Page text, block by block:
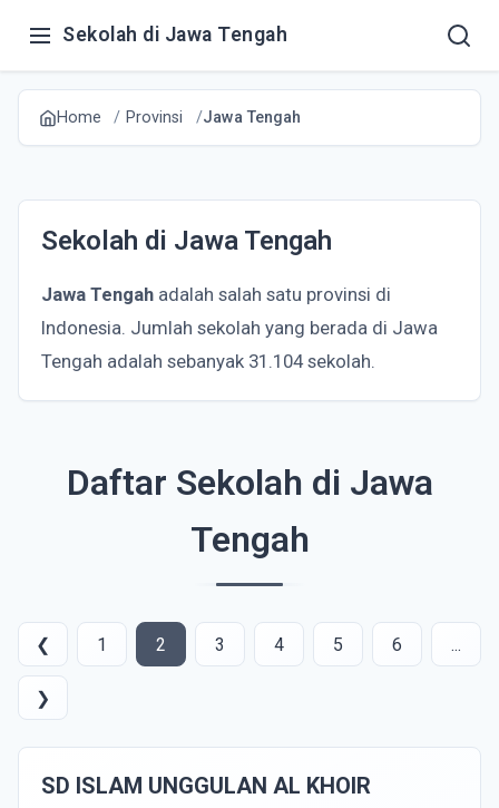
Sekolah di Jawa Tengah
Home Provinsi Jawa Tengah
Sekolah di Jawa Tengah
Jawa Tengah adalah salah satu provinsi di
Indonesia. Jumlah sekolah yang berada di Jawa
Tengah adalah sebanyak 31.104 sekolah.
Daftar Sekolah di Jawa
Tengah
❮ 1 2 3 4 5 6 ...
❯
SD ISLAM UNGGULAN AL KHOIR